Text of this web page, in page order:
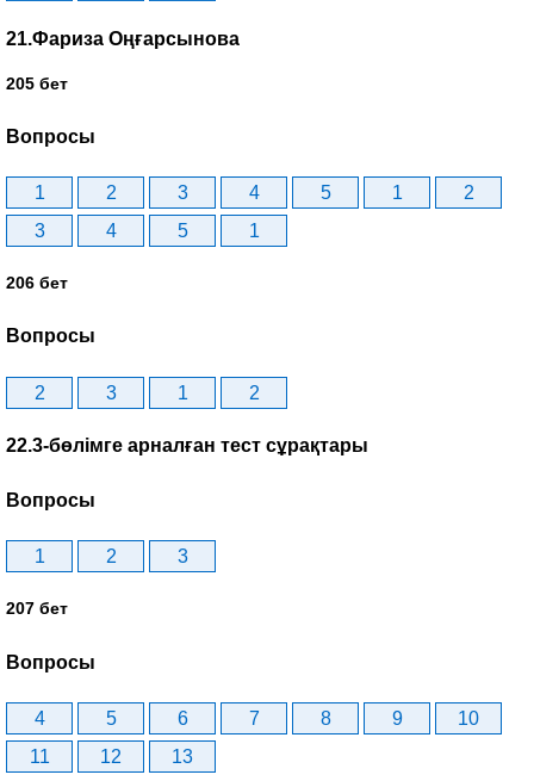
21.Фариза Оңғарсынова
205 бет
Вопросы
1 2 3 4 5 1
2
3
4 5 1
206 бет
Вопросы
2 3 1 2
22.3-бөлімге арналған тест сұрақтары
Вопросы
1 2 3
207 бет
Вопросы
4 5 6 7 8 9
10
11
12 13